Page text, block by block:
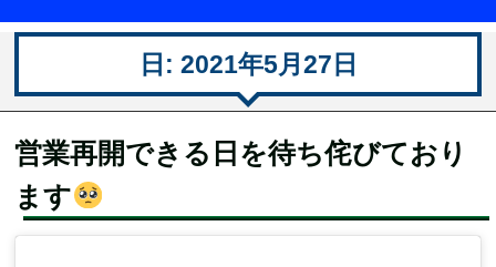
日: 2021年5月27日
営業再開できる日を待ち侘びており
ます